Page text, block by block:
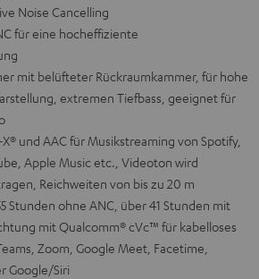
Noise Cancelling
für eine hocheffiziente
mit belüfteter Rückraumkammer, für hohe
extremen Tiefbass, geeignet für
und AAC für Musikstreaming von Spotify,
Apple Music etc., Videoton wird
Reichweiten von bis zu 20 m
Stunden ohne ANC, über 41 Stunden mit
mit Qualcomm® cVc™ für kabelloses
Zoom, Google Meet, Facetime,
Google/Siri